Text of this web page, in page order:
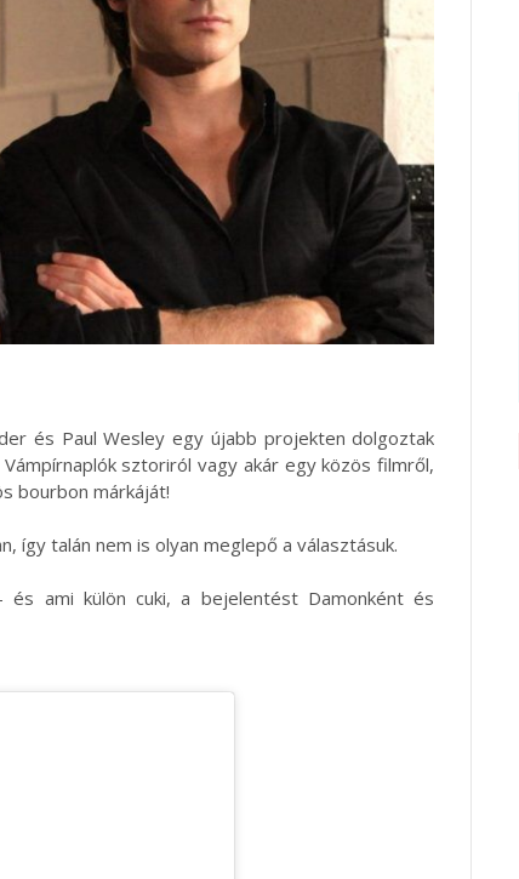
és Paul Wesley egy újabb projekten dolgoztak
sztoriról vagy akár egy közös filmről,
bourbon márkáját!
így talán nem is olyan meglepő a választásuk.
ami külön cuki, a bejelentést Damonként és